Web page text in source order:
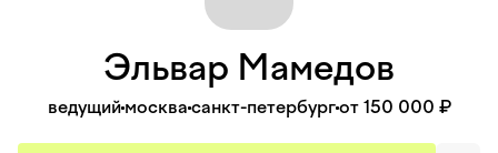
Эльвар Мамедов
ведущиймосквасанкт-петербургот 150 000 ₽